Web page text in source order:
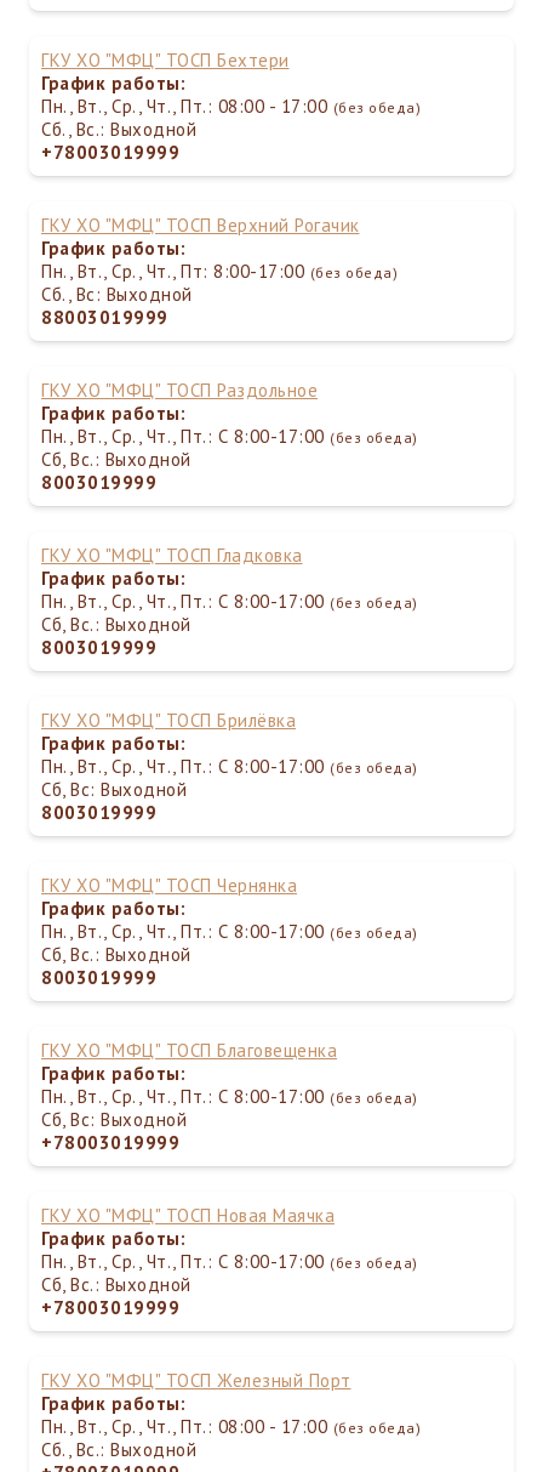
ГКУ ХО "МФЦ" ТОСП Бехтери
График работы:
Пн., Вт., Ср., Чт., Пт.: 08:00 - 17:00 (без обеда)
Сб., Вс.: Выходной
+78003019999
ГКУ ХО "МФЦ" ТОСП Верхний Рогачик
График работы:
Пн., Вт., Ср., Чт., Пт: 8:00-17:00 (без обеда)
Сб., Вс: Выходной
88003019999
ГКУ ХО "МФЦ" ТОСП Раздольное
График работы:
Пн., Вт., Ср., Чт., Пт.: С 8:00-17:00 (без обеда)
Сб, Вс.: Выходной
8003019999
ГКУ ХО "МФЦ" ТОСП Гладковка
График работы:
Пн., Вт., Ср., Чт., Пт.: С 8:00-17:00 (без обеда)
Сб, Вс.: Выходной
8003019999
ГКУ ХО "МФЦ" ТОСП Брилёвка
График работы:
Пн., Вт., Ср., Чт., Пт.: С 8:00-17:00 (без обеда)
Сб, Вс: Выходной
8003019999
ГКУ ХО "МФЦ" ТОСП Чернянка
График работы:
Пн., Вт., Ср., Чт., Пт.: С 8:00-17:00 (без обеда)
Сб, Вс.: Выходной
8003019999
ГКУ ХО "МФЦ" ТОСП Благовещенка
График работы:
Пн., Вт., Ср., Чт., Пт.: С 8:00-17:00 (без обеда)
Сб, Вс: Выходной
+78003019999
ГКУ ХО "МФЦ" ТОСП Новая Маячка
График работы:
Пн., Вт., Ср., Чт., Пт.: С 8:00-17:00 (без обеда)
Сб, Вс.: Выходной
+78003019999
ГКУ ХО "МФЦ" ТОСП Железный Порт
График работы:
Пн., Вт., Ср., Чт., Пт.: 08:00 - 17:00 (без обеда)
Сб., Вс.: Выходной